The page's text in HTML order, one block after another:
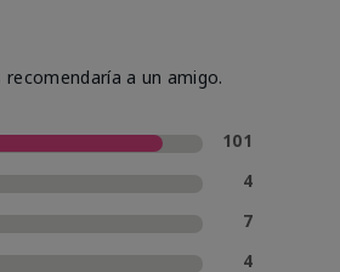
a un amigo.
101
4
7
4